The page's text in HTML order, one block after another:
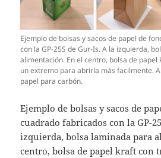
Ejemplo de bolsas y sacos de papel de
con la GP-25S de Gur-Is. A la izquierda,
alimentación. En el centro, bolsa de
un extremo para abrirla más facilmente.
papel para carbón.
Ejemplo de bolsas y sacos de
cuadrado fabricados con la GP-
izquierda, bolsa laminada para
centro, bolsa de papel kraft con